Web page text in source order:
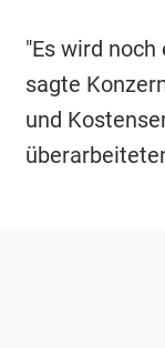
"Es wird
sagte
und